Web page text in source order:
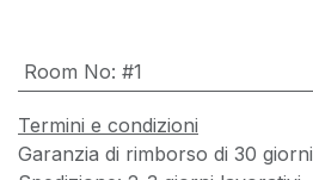
Room No: #1
Termini e condizioni
Garanzia di rimborso di 30 giorni